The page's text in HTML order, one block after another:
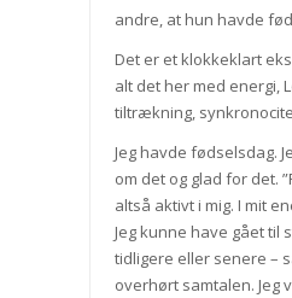
andre, at hun havde
Det er et klokkeklart
alt det her med energi,
tiltrækning,
Jeg havde fødselsdag.
om det og glad for det.
altså aktivt i mig. I mit
Jeg kunne have gået til
tidligere eller senere –
overhørt samtalen. Jeg